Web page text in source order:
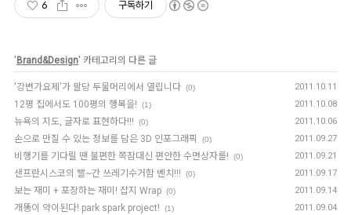
6 구독하기
' Brand&Design' 카테고리의 다른 글
'강변가요제'가 팔당 두물머리에서 열립니다 (0) 2011.10.11
12평 집에서도 100평의 행복을! (1) 2011.10.08
뉴욕의 지도, 글자로 표현하다!!! (0) 2011.10.06
손으로 만질 수 있는 정보를 담은 3D 인포그래픽 (0) 2011.09.27
비행기를 기다릴 땐 불편한 쪽잠대신 편안한 수면상자를! (0) 2011.09.21
샌프란시스코의 빨~간 쓰레기수거함 벤치!!! (0) 2011.09.17
보는 재미 + 포장하는 재미! 잡지 Wrap (0) 2011.09.14
개똥이 약이된다! park spark project! (1) 2011.09.04